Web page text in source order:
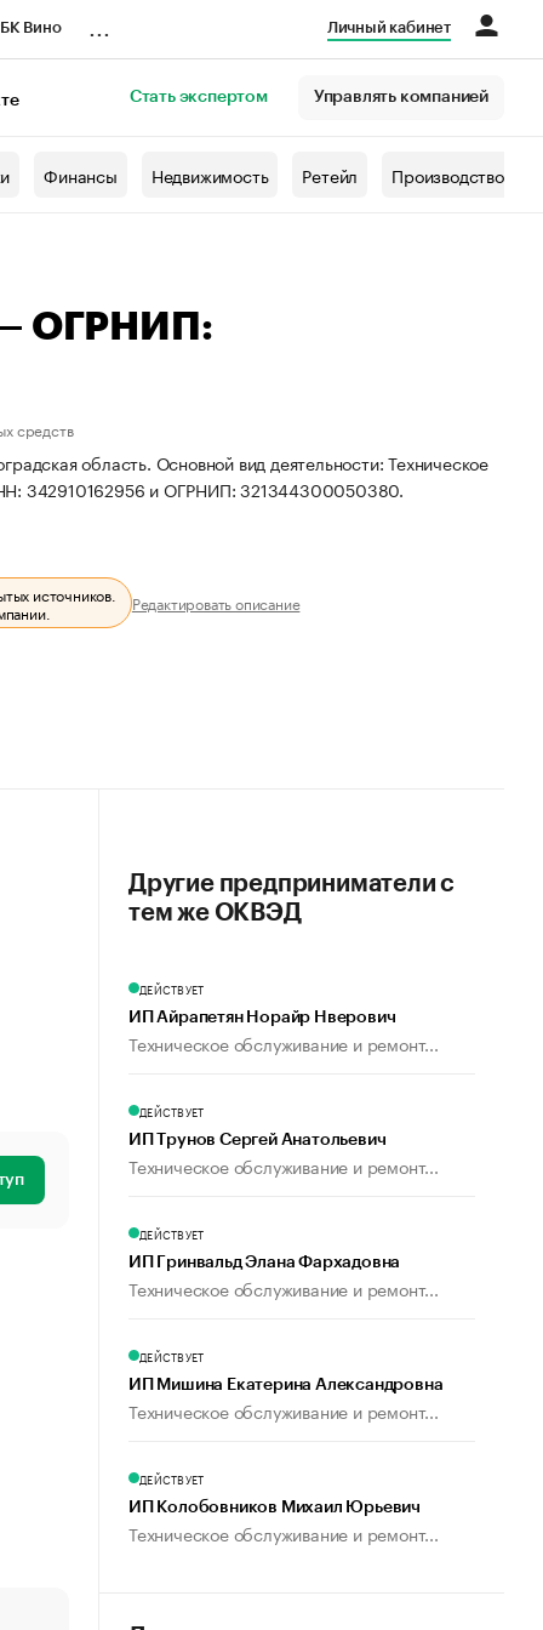
Вино Личный кабинет
Стать экспертом Управлять компанией
Финансы Недвижимость Ретейл Производство
— ОГРНИП:
средств
область. Основной вид деятельности: Техническое
342910162956 и ОГРНИП: 321344300050380.
источников.
Редактировать описание
Другие предприниматели с
тем же ОКВЭД
ДЕЙСТВУЕТ
ИП Айрапетян Норайр Нверович
Техническое обслуживание и ремонт...
ДЕЙСТВУЕТ
ИП Трунов Сергей Анатольевич
Техническое обслуживание и ремонт...
ДЕЙСТВУЕТ
ИП Гринвальд Элана Фархадовна
Техническое обслуживание и ремонт...
ДЕЙСТВУЕТ
ИП Мишина Екатерина Александровна
Техническое обслуживание и ремонт...
ДЕЙСТВУЕТ
ИП Колобовников Михаил Юрьевич
Техническое обслуживание и ремонт...